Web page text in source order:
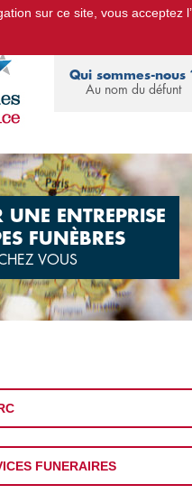
Obsèques :devis
Qui sommes-nous
Au nom du défunt
UNE ENTREPRISE
FUNÈBRES
VOUS
FUNERAIRES
sur ce site, vous